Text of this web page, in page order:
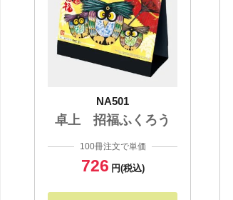
NA501
卓上 招福ふくろう
100冊注文で単価
726 円(税込)